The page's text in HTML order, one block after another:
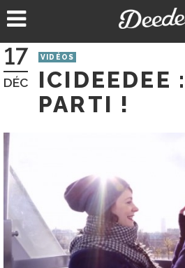
au
17
DÉC
VIDÉOS
ICIDEEDEE
PARTI !